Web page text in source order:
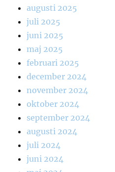
augusti 2025
juli 2025
juni 2025
maj 2025
februari 2025
december 2024
november 2024
oktober 2024
september 2024
augusti 2024
juli 2024
juni 2024